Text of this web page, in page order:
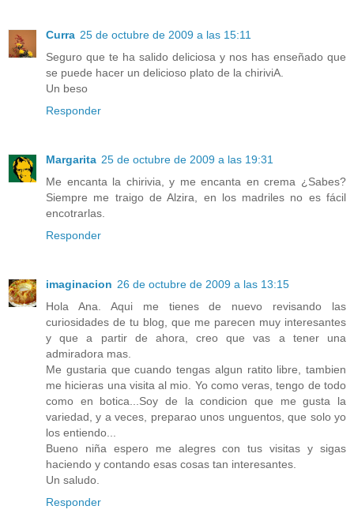
Curra 25 de octubre de 2009 a las 15:11
Seguro que te ha salido deliciosa y nos has enseñado que
se puede hacer un delicioso plato de la chiriviA.
Un beso
Responder
Margarita 25 de octubre de 2009 a las 19:31
Me encanta la chirivia, y me encanta en crema ¿Sabes?
Siempre me traigo de Alzira, en los madriles no es fácil
encotrarlas.
Responder
imaginacion 26 de octubre de 2009 a las 13:15
Hola Ana. Aqui me tienes de nuevo revisando las
curiosidades de tu blog, que me parecen muy interesantes
y que a partir de ahora, creo que vas a tener una
admiradora mas.
Me gustaria que cuando tengas algun ratito libre, tambien
me hicieras una visita al mio. Yo como veras, tengo de todo
como en botica...Soy de la condicion que me gusta la
variedad, y a veces, preparao unos unguentos, que solo yo
los entiendo...
Bueno niña espero me alegres con tus visitas y sigas
haciendo y contando esas cosas tan interesantes.
Un saludo.
Responder